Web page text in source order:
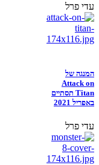
עדי פרל
המנגה של
Attack on
Titan תסתיים
באפריל 2021
עדי פרל